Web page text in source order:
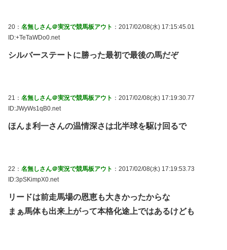
20： 名無しさん＠実況で競馬板アウト ：2017/02/08(水) 17:15:45.01
ID:+TeTaWDo0.net
シルバーステートに勝った最初で最後の馬だぞ
21： 名無しさん＠実況で競馬板アウト ：2017/02/08(水) 17:19:30.77
ID:JWyWs1qB0.net
ほんま利一さんの温情深さは北半球を駆け回るで
22： 名無しさん＠実況で競馬板アウト ：2017/02/08(水) 17:19:53.73
ID:3pSKimpX0.net
リードは前走馬場の恩恵も大きかったからな
まぁ馬体も出来上がって本格化途上ではあるけども